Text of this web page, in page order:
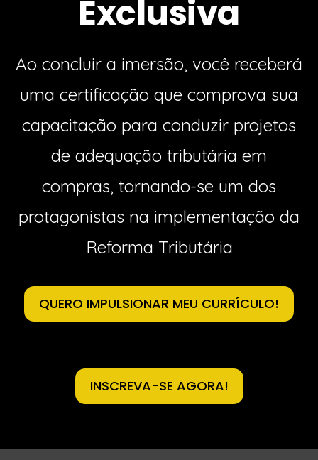
Exclusiva
Ao concluir a imersão, você receberá
uma certificação que comprova sua
capacitação para conduzir projetos
de adequação tributária em
compras, tornando-se um dos
protagonistas na implementação da
Reforma Tributária
QUERO IMPULSIONAR MEU CURRÍCULO!
INSCREVA-SE AGORA!